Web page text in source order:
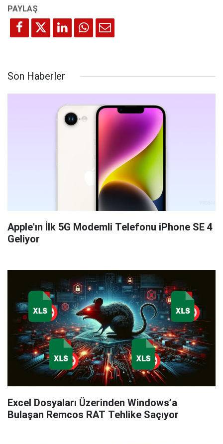
Son Haberler
Apple'ın İlk 5G Modemli Telefonu iPhone SE 4
Geliyor
Excel Dosyaları Üzerinden Windows’a
Bulaşan Remcos RAT Tehlike Saçıyor